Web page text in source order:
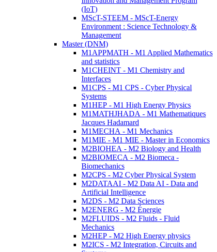
(IoT)
MScT-STEEM - MScT-Energy
Environment : Science Technology &
Management
Master (DNM)
M1APPMATH - M1 Applied Mathematics
and statistics
M1CHEINT - M1 Chemistry and
Interfaces
M1CPS - M1 CPS - Cyber Physical
Systems
M1HEP - M1 High Energy Physics
M1MATHJHADA - M1 Mathematiques
Jacques Hadamard
M1MECHA - M1 Mechanics
M1MIE - M1 MIE - Master in Economics
M2BIOHEA - M2 Biology and Health
M2BIOMECA - M2 Biomeca -
Biomechanics
M2CPS - M2 Cyber Physical System
M2DATAAI - M2 Data AI - Data and
Artificial Intelligence
M2DS - M2 Data Sciences
M2ENERG - M2 Énergie
M2FLUIDS - M2 Fluids - Fluid
Mechanics
M2HEP - M2 High Energy physics
M2ICS - M2 Integration, Circuits and